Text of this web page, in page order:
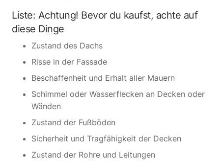
Liste: Achtung! Bevor du kaufst, achte auf
diese Dinge
Zustand des Dachs
Risse in der Fassade
Beschaffenheit und Erhalt aller Mauern
Schimmel oder Wasserflecken an Decken oder
Wänden
Zustand der Fußböden
Sicherheit und Tragfähigkeit der Decken
Zustand der Rohre und Leitungen